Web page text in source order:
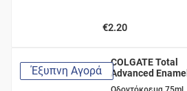
€2.20
Έξυπνη Αγορά
COLGATE Total
Advanced Enamel
Strength